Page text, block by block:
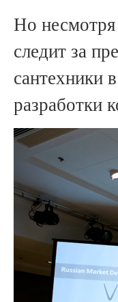
Но
следит за
сантехники
разработки